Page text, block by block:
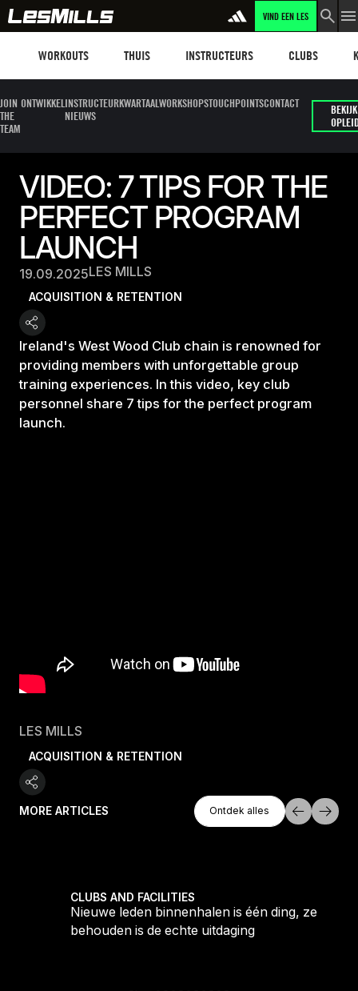
VIND EEN LES
WORKOUTS THUIS INSTRUCTEURS CLUBS
JOIN
THE
TEAM
ONTWIKKELINSTRUCTEUR
NIEUWS
KWARTAALWORKSHOPSTOUCHPOINTSCONTACT
VIDEO: 7 TIPS FOR THE
PERFECT PROGRAM
LAUNCH
19.09.2025LES MILLS
ACQUISITION & RETENTION
Ireland's West Wood Club chain is renowned for
providing members with unforgettable group
training experiences. In this video, key club
personnel share 7 tips for the perfect program
launch.
LES MILLS
ACQUISITION & RETENTION
MORE ARTICLES
Ontdek Alles
Ontdek alles
CLUBS AND FACILITIES
Nieuwe leden binnenhalen is één ding, ze
behouden is de echte uitdaging